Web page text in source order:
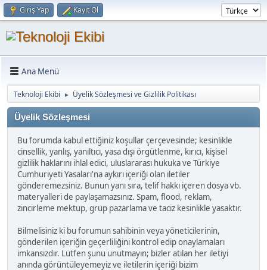
Giriş Yap Kayıt Ol
Ana Menü
Teknoloji Ekibi ► Üyelik Sözleşmesi ve Gizlilik Politikası
Üyelik Sözleşmesi
Bu forumda kabul ettiğiniz koşullar çerçevesinde; kesinlikle
cinsellik, yanlış, yanıltıcı, yasa dışı örgütlenme, kırıcı, kişisel
gizlilik haklarını ihlal edici, uluslararası hukuka ve Türkiye
Cumhuriyeti Yasaları'na aykırı içeriği olan iletiler
gönderemezsiniz. Bunun yanı sıra, telif hakkı içeren dosya vb.
materyalleri de paylaşamazsınız. Spam, flood, reklam,
zincirleme mektup, grup pazarlama ve taciz kesinlikle yasaktır.
Bilmelisiniz ki bu forumun sahibinin veya yöneticilerinin,
gönderilen içeriğin geçerliliğini kontrol edip onaylamaları
imkansızdır. Lütfen şunu unutmayın; bizler atılan her iletiyi
anında görüntüleyemeyiz ve iletilerin içeriği bizim